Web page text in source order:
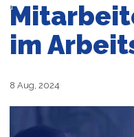
im
8 Aug, 2024